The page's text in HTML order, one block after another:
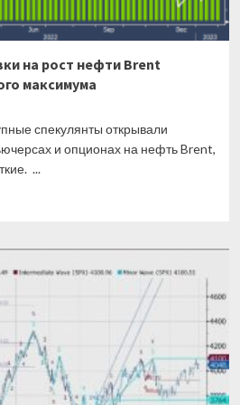
на рост нефти Brent
максимума
спекулянты открывали
и опционах на нефть Brent,
...